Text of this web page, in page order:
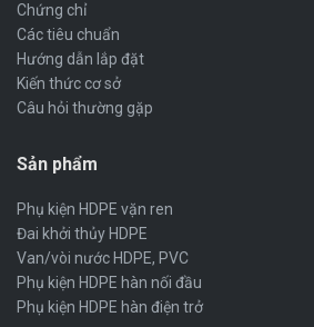
Chứng chỉ
Các tiêu chuẩn
Hướng dẫn lắp đặt
Kiến thức cơ sở
Câu hỏi thường gặp
Sản phẩm
Phụ kiện HDPE vặn ren
Đai khởi thủy HDPE
Van/vòi nước HDPE, PVC
Phụ kiện HDPE hàn nối đầu
Phụ kiện HDPE hàn điện trở